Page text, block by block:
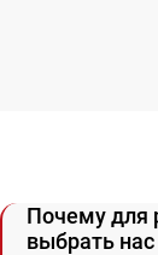
Почему для
выбрать нас